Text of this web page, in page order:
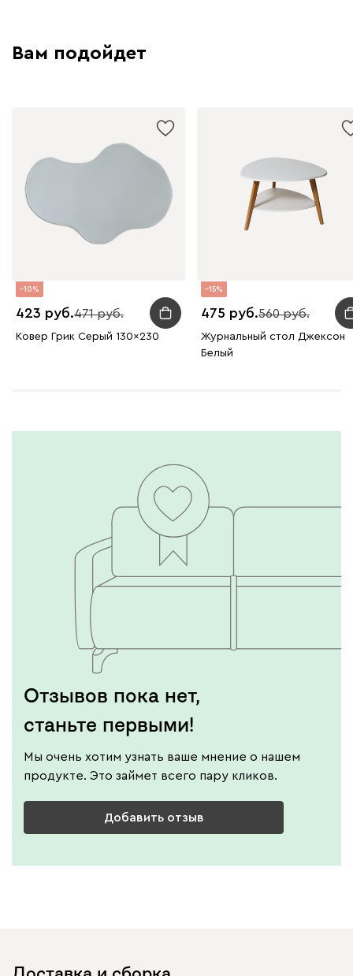
Вам подойдет
10
423 471
Ковер Грик Серый 130x230
15
475 560
Журнальный стол Джексон
Белый
Отзывов пока нет,
станьте первыми!
Мы очень хотим узнать ваше мнение о нашем
продукте. Это займет всего пару кликов.
Добавить отзыв